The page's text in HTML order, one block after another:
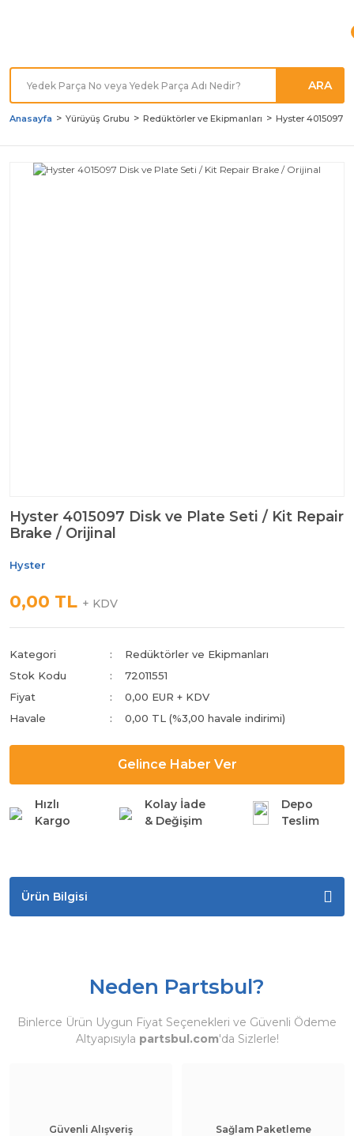
ARA
Anasayfa Yürüyüş Grubu Redüktörler ve Ekipmanları Hyster 4015097
Hyster 4015097 Disk ve Plate Seti / Kit Repair
Brake / Orijinal
Hyster
0,00 TL + KDV
Kategori
Redüktörler ve Ekipmanları
Stok Kodu
72011551
Fiyat
0,00 EUR + KDV
Havale
0,00 TL (%3,00 havale indirimi)
Gelince Haber Ver
Hızlı
Kargo
Kolay İade
& Değişim
Depo
Teslim
Ürün Bilgisi
Neden Partsbul?
Binlerce Ürün Uygun Fiyat Seçenekleri ve Güvenli Ödeme
Altyapısıyla partsbul.com'da Sizlerle!
Güvenli Alışveriş Sağlam Paketleme